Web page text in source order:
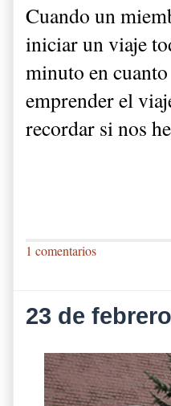
Cuando un
iniciar un viaje
minuto en
emprender el
recordar si nos
1 comentarios
23 de